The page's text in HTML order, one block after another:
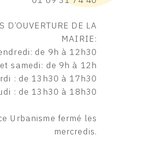
D’OUVERTURE DE LA
MAIRIE:
de 9h à 12h30
samedi: de 9h à 12h
: de 13h30 à 17h30
: de 13h30 à 18h30
Urbanisme fermé les
mercredis.